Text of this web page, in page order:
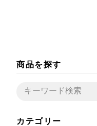
商品を探す
カテゴリー